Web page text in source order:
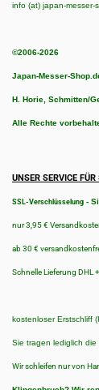
info (at) japan-messer-
©2006-2026
Japan-Messer-
H. Horie, Schmitten/
Alle Rechte
UNSER SERVICE FÜR
SSL-Verschlüsselung -
nur 3,95 €
ab 30 €
Schnelle Lieferung DHL
kostenloser Erstschliff
Sie tragen lediglich die
Wir schleifen nur von